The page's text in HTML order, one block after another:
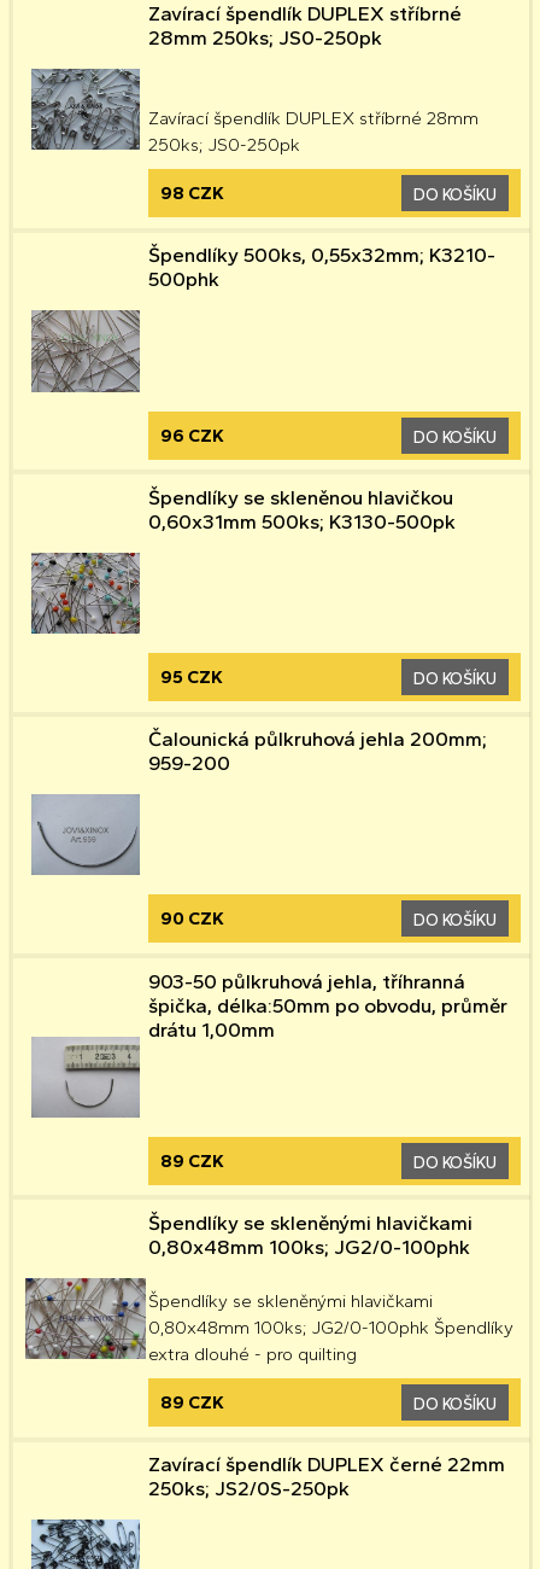
Zavírací špendlík DUPLEX stříbrné
28mm 250ks; JS0-250pk
Zavírací špendlík DUPLEX stříbrné 28mm
250ks; JS0-250pk
98 CZK DO KOŠÍKU
Špendlíky 500ks, 0,55x32mm; K3210-
500phk
96 CZK DO KOŠÍKU
Špendlíky se skleněnou hlavičkou
0,60x31mm 500ks; K3130-500pk
95 CZK DO KOŠÍKU
Čalounická půlkruhová jehla 200mm;
959-200
90 CZK DO KOŠÍKU
903-50 půlkruhová jehla, tříhranná
špička, délka:50mm po obvodu, průměr
drátu 1,00mm
89 CZK DO KOŠÍKU
Špendlíky se skleněnými hlavičkami
0,80x48mm 100ks; JG2/0-100phk
Špendlíky se skleněnými hlavičkami
0,80x48mm 100ks; JG2/0-100phk Špendlíky
extra dlouhé - pro quilting
89 CZK DO KOŠÍKU
Zavírací špendlík DUPLEX černé 22mm
250ks; JS2/0S-250pk